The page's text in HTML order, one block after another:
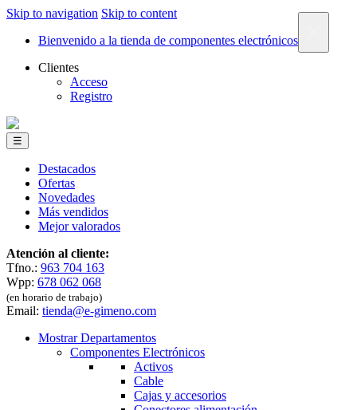
Skip to navigation Skip to content
Bienvenido a la tienda de componentes electrónicos
Clientes
Acceso
Registro
☰
Destacados
Ofertas
Novedades
Más vendidos
Mejor valorados
Atención al cliente:
Tfno.: 963 704 163
Wpp: 678 062 068
(en horario de trabajo)
Email: tienda@e-gimeno.com
Mostrar Departamentos
Componentes Electrónicos
Activos
Cable
Cajas y accesorios